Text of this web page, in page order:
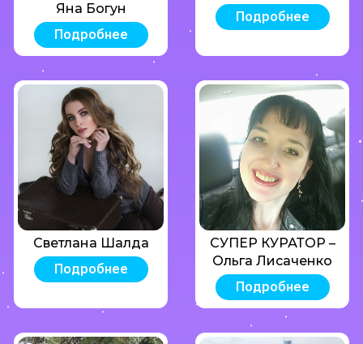
Яна Богун
Подробнее
Подробнее
Светлана Шалда
Подробнее
СУПЕР КУРАТОР –
Ольга Лисаченко
Подробнее